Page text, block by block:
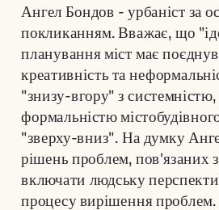
Ангел Бондов - урбаніст за
покликанням. Вважає, що
планування міст має
креативність та
"знизу-вгору" з системністю,
формальністю
"зверху-вниз". На думку
рішень проблем, пов'язаних
включати людську
процесу вирішення проблем.